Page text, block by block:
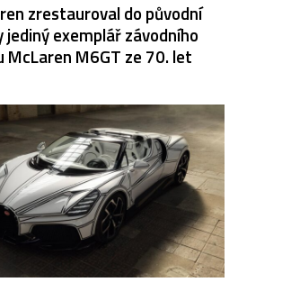
zrestauroval do původní
jediný exemplář závodního
McLaren M6GT ze 70. let